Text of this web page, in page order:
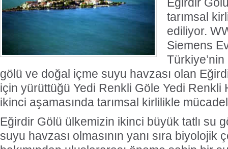
tarımsal
ediliyor.
Siemens
gölü ve doğal içme suyu havzası olan
için yürüttüğü Yedi Renkli Göle Yedi Renkli
ikinci aşamasında tarımsal kirlilikle
Eğirdir Gölü ülkemizin ikinci büyük tatlı su
suyu havzası olmasının yanı sıra biyolojik